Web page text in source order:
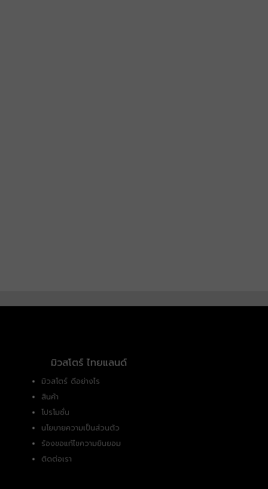
มิวสโตร์ ไทยแลนด์
มิวสโตร์ ดีอย่างไร
สินค้า
โปรโมชั่น
นโยบายความเป็นส่วนตัว
ร้องขอแก้ไขความยินยอม
ติดต่อเรา